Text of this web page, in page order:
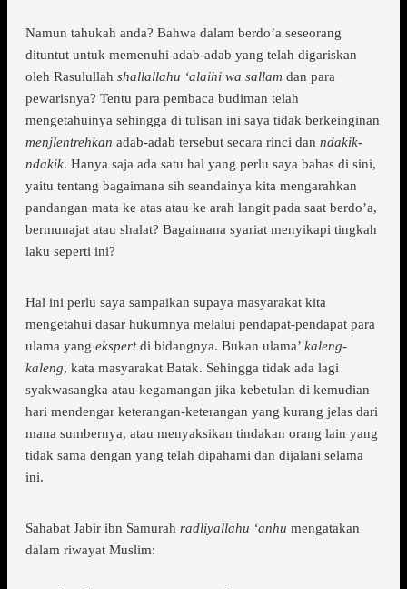
Namun tahukah anda? Bahwa dalam berdo’a seseorang
dituntut untuk memenuhi adab-adab yang telah digariskan
oleh Rasulullah shallallahu ‘alaihi wa sallam dan para
pewarisnya? Tentu para pembaca budiman telah
mengetahuinya sehingga di tulisan ini saya tidak berkeinginan
menjlentrehkan adab-adab tersebut secara rinci dan ndakik-
ndakik. Hanya saja ada satu hal yang perlu saya bahas di sini,
yaitu tentang bagaimana sih seandainya kita mengarahkan
pandangan mata ke atas atau ke arah langit pada saat berdo’a,
bermunajat atau shalat? Bagaimana syariat menyikapi tingkah
laku seperti ini?
Hal ini perlu saya sampaikan supaya masyarakat kita
mengetahui dasar hukumnya melalui pendapat-pendapat para
ulama yang ekspertdi bidangnya. Bukan ulama’ kaleng-
kaleng, kata masyarakat Batak. Sehingga tidak ada lagi
syakwasangka atau kegamangan jika kebetulan di kemudian
hari mendengar keterangan-keterangan yang kurang jelas dari
mana sumbernya, atau menyaksikan tindakan orang lain yang
tidak sama dengan yang telah dipahami dan dijalani selama
ini.
Sahabat Jabir ibn Samurah radliyallahu ‘anhu mengatakan
dalam riwayat Muslim: